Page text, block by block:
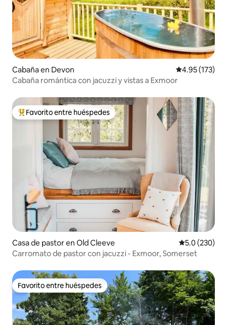
Cabaña en Devon Calificación
4.95 (173)
Cabaña romántica con jacuzzi y vistas a Exmoor
Favorito entre huéspedes preferido
Favorito entre huéspedes
Casa de pastor en Old Cleeve Calificación
5.0 (230)
Carromato de pastor con jacuzzi - Exmoor, Somerset
Favorito entre huéspedes
Favorito entre huéspedes